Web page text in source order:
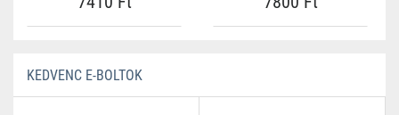
KEDVENC E-BOLTOK